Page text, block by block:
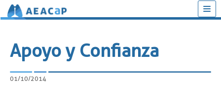
contenido
Apoyo y Confianza
01/10/2014